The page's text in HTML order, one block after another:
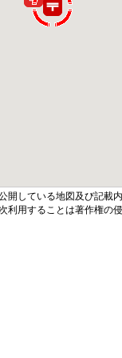
開している地図及び記載
用することは著作権の